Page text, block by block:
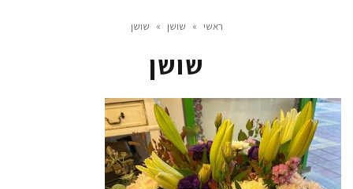
ראשי » שושן » שושן
שושן